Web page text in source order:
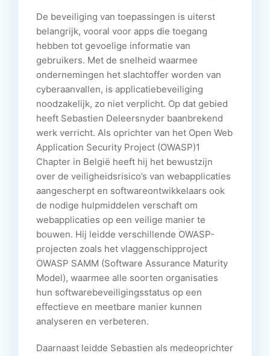
De beveiliging van toepassingen is uiterst
belangrijk, vooral voor apps die toegang
hebben tot gevoelige informatie van
gebruikers. Met de snelheid waarmee
ondernemingen het slachtoffer worden van
cyberaanvallen, is applicatiebeveiliging
noodzakelijk, zo niet verplicht. Op dat gebied
heeft Sebastien Deleersnyder baanbrekend
werk verricht. Als oprichter van het Open Web
Application Security Project (OWASP)1
Chapter in België heeft hij het bewustzijn
over de veiligheidsrisico’s van webapplicaties
aangescherpt en softwareontwikkelaars ook
de nodige hulpmiddelen verschaft om
webapplicaties op een veilige manier te
bouwen. Hij leidde verschillende OWASP-
projecten zoals het vlaggenschipproject
OWASP SAMM (Software Assurance Maturity
Model), waarmee alle soorten organisaties
hun softwarebeveiligingsstatus op een
effectieve en meetbare manier kunnen
analyseren en verbeteren.
Daarnaast leidde Sebastien als medeoprichter